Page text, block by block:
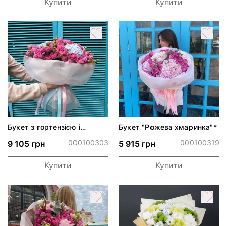
Купити Купити
Букет з гортензією і
9 105 грн 000100303
Купити
Букет "Рожева хмаринка"*
5 915 грн 000100319
Купити